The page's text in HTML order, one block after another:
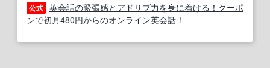
公式 英会話の緊張感とアドリブ力を身に着ける！クーポ
ンで初月480円からのオンライン英会話！